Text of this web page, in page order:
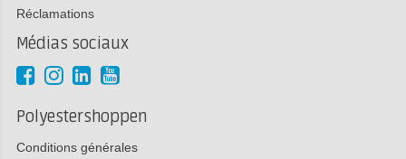
Réclamations
Médias sociaux
Polyestershoppen
Conditions générales